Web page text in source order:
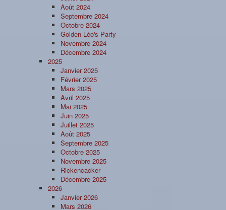
Août 2024
Septembre 2024
Octobre 2024
Golden Léo's Party
Novembre 2024
Décembre 2024
2025
Janvier 2025
Février 2025
Mars 2025
Avril 2025
Mai 2025
Juin 2025
Juillet 2025
Août 2025
Septembre 2025
Octobre 2025
Novembre 2025
Rickencacker
Décembre 2025
2026
Janvier 2026
Mars 2026